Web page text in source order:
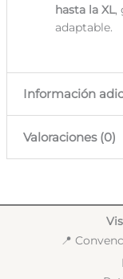
hasta la XL,
adaptable.
Información
Talla
Valoraciones (0)
Solo los usuarios
producto
📍